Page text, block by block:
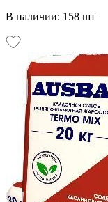
В наличии: 158 шт